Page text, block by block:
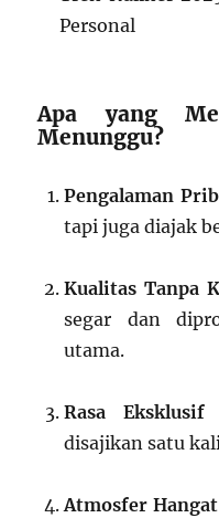
Personal
Apa yang
Menunggu?
Pengalaman
tapi juga diajak
Kualitas Tanpa
segar dan
utama.
Rasa Eksklusif
disajikan satu
Atmosfer